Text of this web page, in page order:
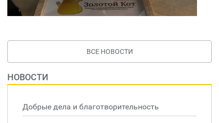
ВСЕ НОВОСТИ
НОВОСТИ
Добрые дела и благотворительность